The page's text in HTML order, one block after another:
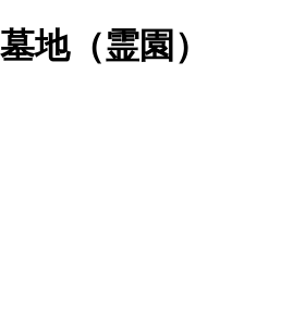
地（霊園）